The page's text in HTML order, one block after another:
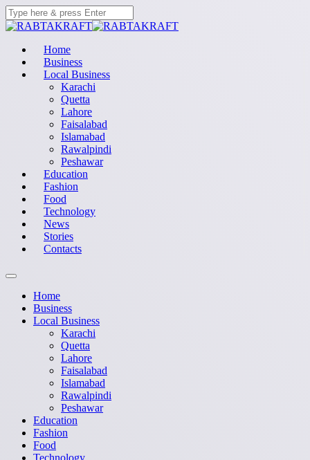
Home
Business
Local Business
Karachi
Quetta
Lahore
Faisalabad
Islamabad
Rawalpindi
Peshawar
Education
Fashion
Food
Technology
News
Stories
Contacts
Home
Business
Local Business
Karachi
Quetta
Lahore
Faisalabad
Islamabad
Rawalpindi
Peshawar
Education
Fashion
Food
Technology